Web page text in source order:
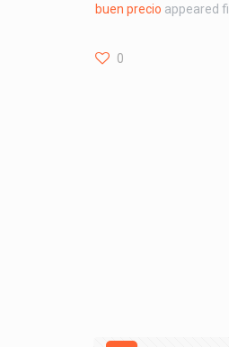
buen precio appeared
0